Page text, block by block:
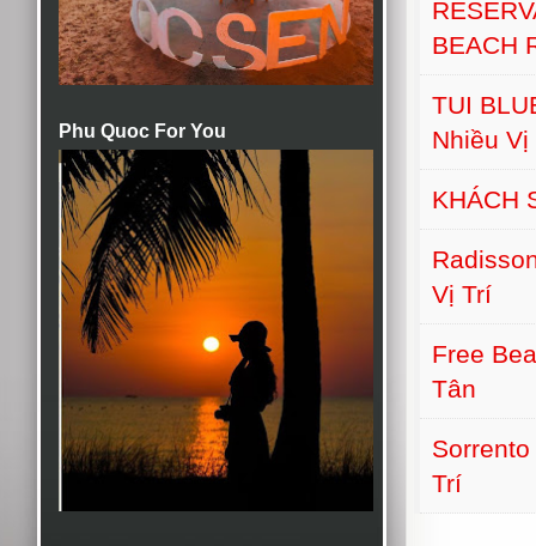
Phu Quoc For You
BEACH
TUI
Nhiều Vị
KHÁCH
Vị Trí
Free
Tân
Trí